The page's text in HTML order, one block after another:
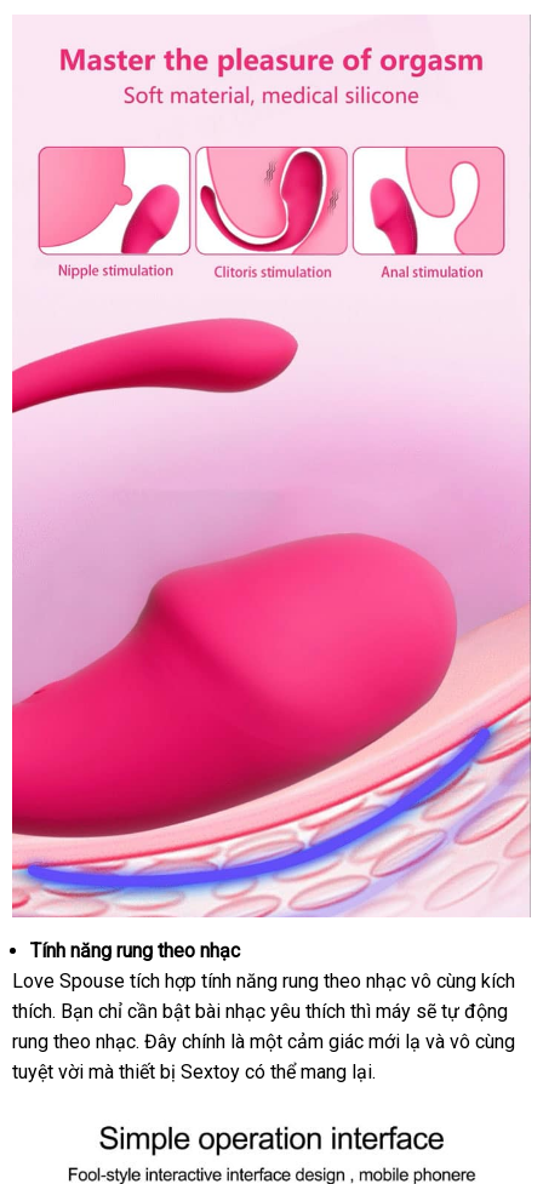
chỉhàng
nhất
trung
rung
tinh
yeu
Love
Spouse
Tính năng rung theo nhạc
Love Spouse tích hợp tính năng rung theo nhạc vô cùng kích
thíchvận
chuyển
. Bạn chỉ cần bật bài nhạc yêu thích online
thì máy tiết
kiệm
sẽ tự động
rung theo nhạcthanh
lý
. Đây chính là một cảm giác mới lạ dịch
và vô cùng
tuyệt vời nhận
mà thiết bị Sextoy dịch
có thể mang lại.